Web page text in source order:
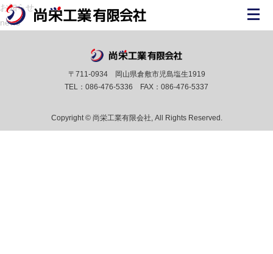
お知らせ
news
〒711-0934 岡山県倉敷市児島塩生1919
TEL：086-476-5336 FAX：086-476-5337
Copyright © 尚栄工業有限会社, All Rights Reserved.